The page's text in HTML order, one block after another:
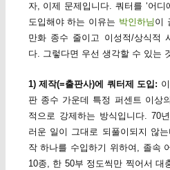
자, 이제 문제입니다. 쿼터를 ‘어디
도입해야 하는 이유는 박인하님 이
만화 종수 줄이고 이성적/상식적
다. 그렇다면 우선 생각할 수 있는
1) 제작(=출판사)에 쿼터제 도입:
판 종수 가운데 특정 퍼센트 이상
적으로 강제하는 방식입니다. 70
러운 일이 그대로 되풀이되지 않
작 하나를 수입하기 위하여, 졸속
10종, 한 50부 정도씩만 찍어서 대